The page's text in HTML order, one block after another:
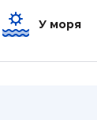
У моря